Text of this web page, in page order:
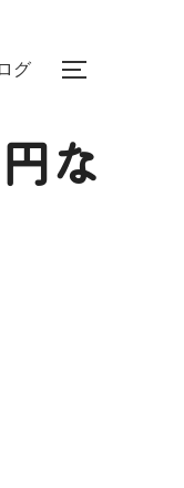
グ サイドバ
な